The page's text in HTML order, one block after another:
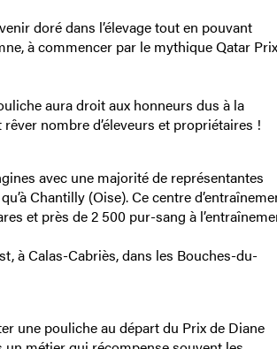
doré dans l’élevage tout en pouvant
à commencer par le mythique Qatar Prix
aura droit aux honneurs dus à la
nombre d’éleveurs et propriétaires !
avec une majorité de représentantes
Chantilly (Oise). Ce centre
et près de 2 500 pur-sang à
à Calas-Cabriès, dans les Bouches-du-
une pouliche au départ du Prix de Diane